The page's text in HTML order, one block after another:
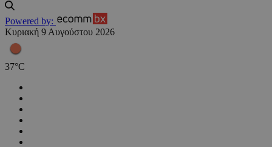
Powered by:
Κυριακή 9 Αυγούστου 2026
37°C